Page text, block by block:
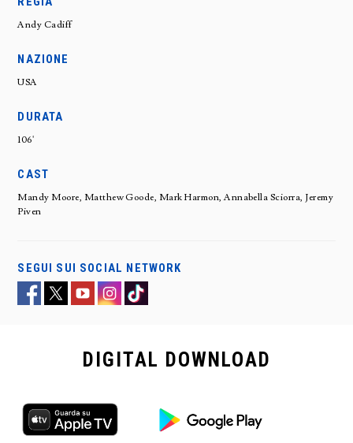
Andy Cadiff
NAZIONE
USA
DURATA
106'
CAST
Mandy Moore, Matthew Goode, Mark Harmon, Annabella Sciorra, Jeremy
Piven
SEGUI SUI SOCIAL NETWORK
DIGITAL DOWNLOAD